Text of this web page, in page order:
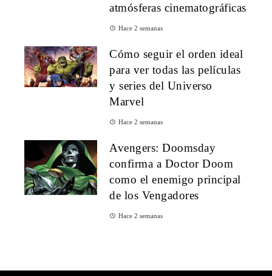
atmósferas cinematográficas
Hace 2 semanas
Cómo seguir el orden ideal
para ver todas las películas
y series del Universo
Marvel
Hace 2 semanas
Avengers: Doomsday
confirma a Doctor Doom
como el enemigo principal
de los Vengadores
Hace 2 semanas